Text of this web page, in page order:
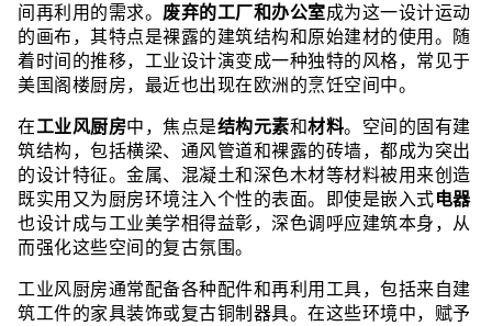
间再利用的需求。 废弃的工厂和办公室成为这一设计运动
的画布，其特点是裸露的建筑结构和原始建材的使用。随
着时间的推移，工业设计演变成一种独特的风格，常见于
美国阁楼厨房，最近也出现在欧洲的烹饪空间中。
在工业风厨房中，焦点是结构元素和材料。空间的固有建
筑结构，包括横梁、通风管道和裸露的砖墙，都成为突出
的设计特征。金属、混凝土和深色木材等材料被用来创造
既实用又为厨房环境注入个性的表面。即使是嵌入式电器
也设计成与工业美学相得益彰，深色调呼应建筑本身，从
而强化这些空间的复古氛围。
工业风厨房通常配备各种配件和再利用工具，包括来自建
筑工件的家具装饰或复古铜制器具。在这些环境中，赋予